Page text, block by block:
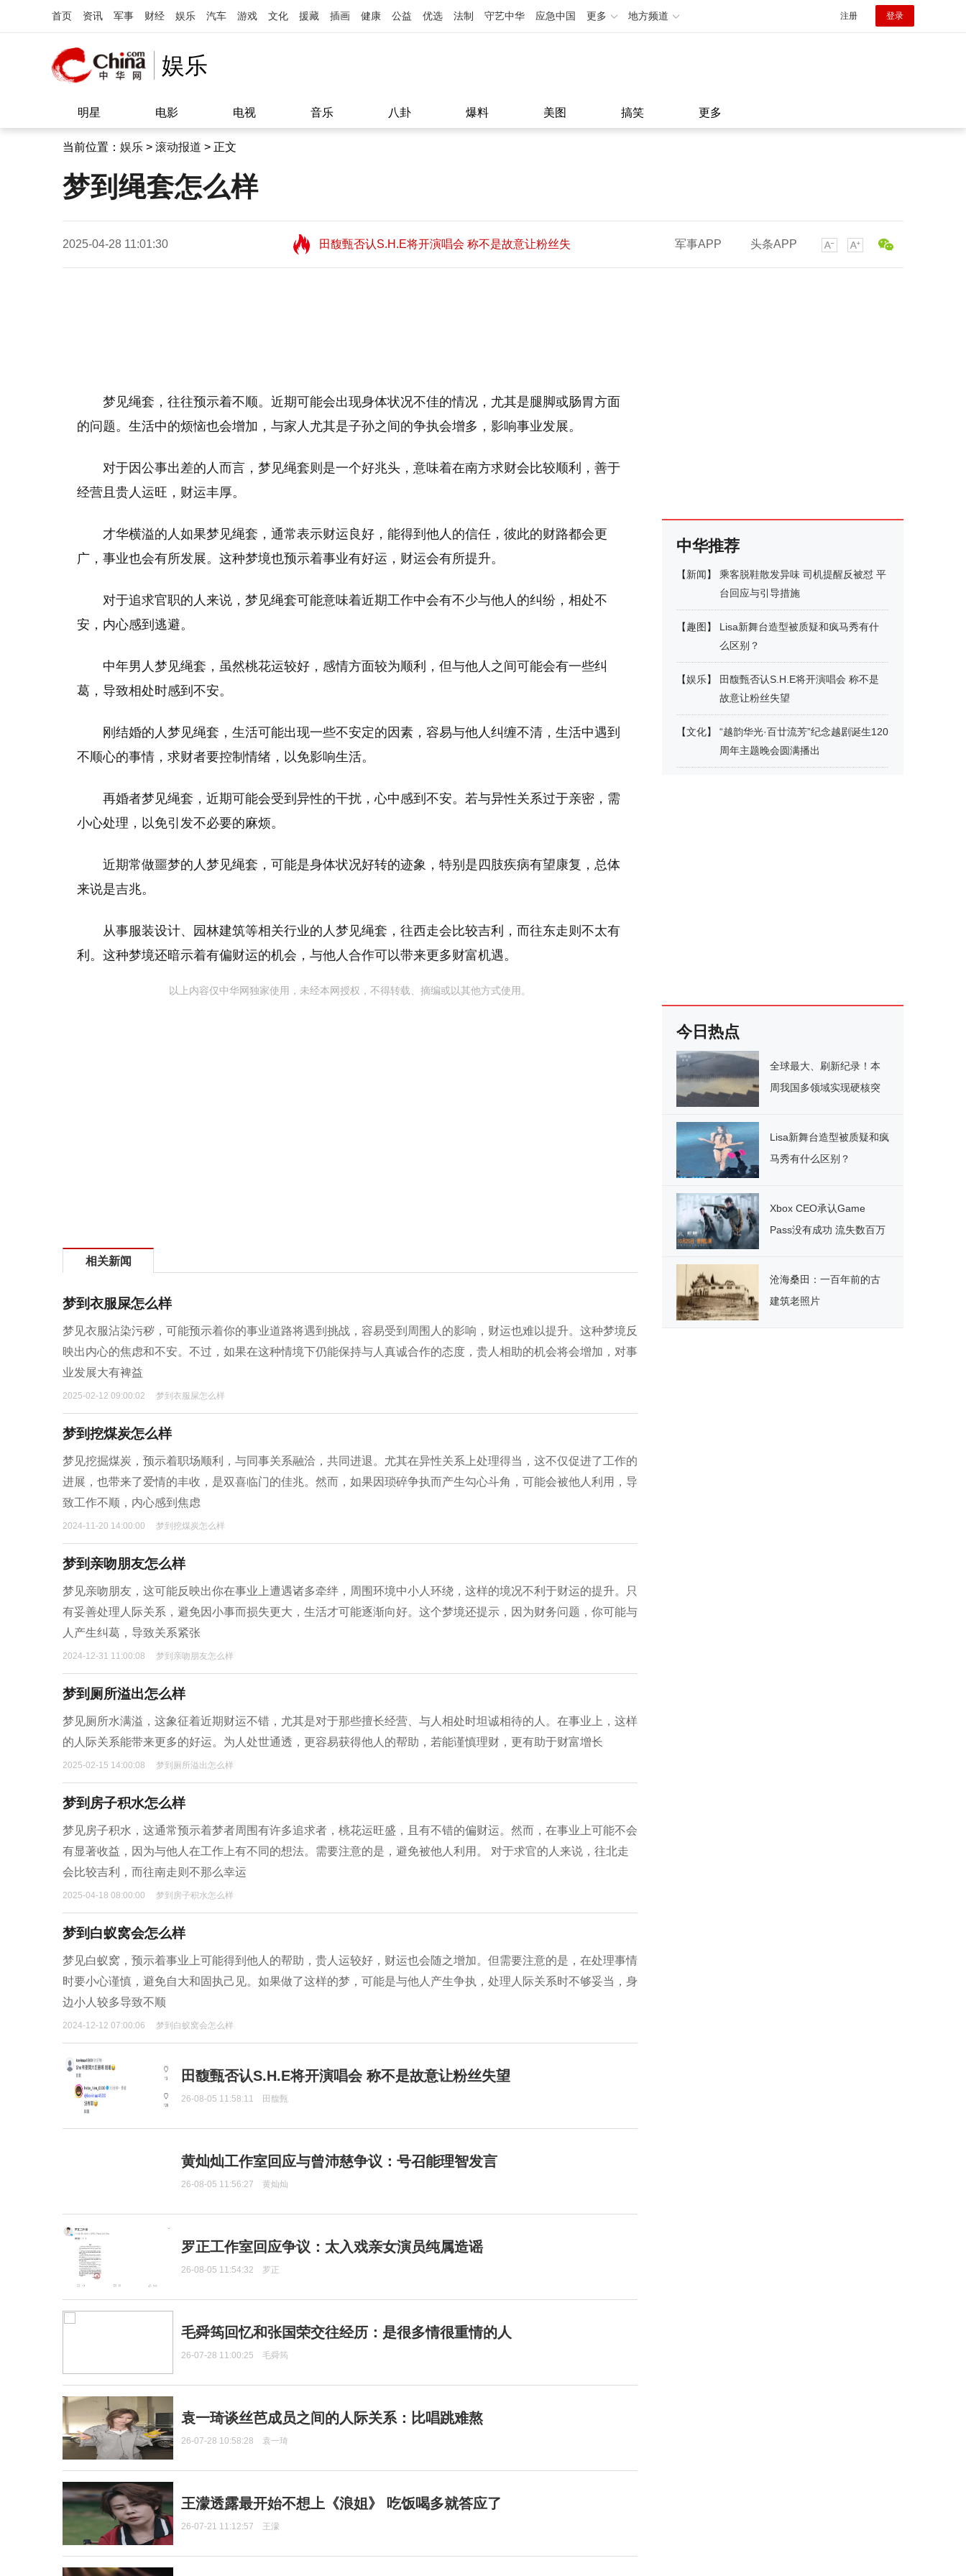
首页 资讯 军事 财经 娱乐 汽车 游戏 文化 援藏 插画 健康 公益 优选 法制 守艺中华 应急中国 更多 地方频道 注册 登录
娱乐
明星 电影 电视 音乐 八卦 爆料 美图 搞笑 更多
当前位置： 娱乐 > 滚动报道 > 正文
梦到绳套怎么样
2025-04-28 11:01:30
田馥甄否认S.H.E将开演唱会 称不是故意让粉丝失
望11:08
田馥甄否认S.H.E将开演唱会 称不是故意让粉丝失
军事APP 头条APP
梦见绳套，往往预示着不顺。近期可能会出现身体状况不佳的情况，尤其是腿脚或肠胃方面
的问题。生活中的烦恼也会增加，与家人尤其是子孙之间的争执会增多，影响事业发展。
对于因公事出差的人而言，梦见绳套则是一个好兆头，意味着在南方求财会比较顺利，善于
经营且贵人运旺，财运丰厚。
才华横溢的人如果梦见绳套，通常表示财运良好，能得到他人的信任，彼此的财路都会更
广，事业也会有所发展。这种梦境也预示着事业有好运，财运会有所提升。
对于追求官职的人来说，梦见绳套可能意味着近期工作中会有不少与他人的纠纷，相处不
安，内心感到逃避。
中年男人梦见绳套，虽然桃花运较好，感情方面较为顺利，但与他人之间可能会有一些纠
葛，导致相处时感到不安。
刚结婚的人梦见绳套，生活可能出现一些不安定的因素，容易与他人纠缠不清，生活中遇到
不顺心的事情，求财者要控制情绪，以免影响生活。
再婚者梦见绳套，近期可能会受到异性的干扰，心中感到不安。若与异性关系过于亲密，需
小心处理，以免引发不必要的麻烦。
近期常做噩梦的人梦见绳套，可能是身体状况好转的迹象，特别是四肢疾病有望康复，总体
来说是吉兆。
从事服装设计、园林建筑等相关行业的人梦见绳套，往西走会比较吉利，而往东走则不太有
利。这种梦境还暗示着有偏财运的机会，与他人合作可以带来更多财富机遇。
以上内容仅中华网独家使用，未经本网授权，不得转载、摘编或以其他方式使用。
相关新闻
梦到衣服屎怎么样
梦见衣服沾染污秽，可能预示着你的事业道路将遇到挑战，容易受到周围人的影响，财运也难以提升。这种梦境反
映出内心的焦虑和不安。不过，如果在这种情境下仍能保持与人真诚合作的态度，贵人相助的机会将会增加，对事
业发展大有裨益
2025-02-12 09:00:02 梦到衣服屎怎么样
梦到挖煤炭怎么样
梦见挖掘煤炭，预示着职场顺利，与同事关系融洽，共同进退。尤其在异性关系上处理得当，这不仅促进了工作的
进展，也带来了爱情的丰收，是双喜临门的佳兆。然而，如果因琐碎争执而产生勾心斗角，可能会被他人利用，导
致工作不顺，内心感到焦虑
2024-11-20 14:00:00 梦到挖煤炭怎么样
梦到亲吻朋友怎么样
梦见亲吻朋友，这可能反映出你在事业上遭遇诸多牵绊，周围环境中小人环绕，这样的境况不利于财运的提升。只
有妥善处理人际关系，避免因小事而损失更大，生活才可能逐渐向好。这个梦境还提示，因为财务问题，你可能与
人产生纠葛，导致关系紧张
2024-12-31 11:00:08 梦到亲吻朋友怎么样
梦到厕所溢出怎么样
梦见厕所水满溢，这象征着近期财运不错，尤其是对于那些擅长经营、与人相处时坦诚相待的人。在事业上，这样
的人际关系能带来更多的好运。为人处世通透，更容易获得他人的帮助，若能谨慎理财，更有助于财富增长
2025-02-15 14:00:08 梦到厕所溢出怎么样
梦到房子积水怎么样
梦见房子积水，这通常预示着梦者周围有许多追求者，桃花运旺盛，且有不错的偏财运。然而，在事业上可能不会
有显著收益，因为与他人在工作上有不同的想法。需要注意的是，避免被他人利用。 对于求官的人来说，往北走
会比较吉利，而往南走则不那么幸运
2025-04-18 08:00:00 梦到房子积水怎么样
梦到白蚁窝会怎么样
梦见白蚁窝，预示着事业上可能得到他人的帮助，贵人运较好，财运也会随之增加。但需要注意的是，在处理事情
时要小心谨慎，避免自大和固执己见。如果做了这样的梦，可能是与他人产生争执，处理人际关系时不够妥当，身
边小人较多导致不顺
2024-12-12 07:00:06 梦到白蚁窝会怎么样
田馥甄否认S.H.E将开演唱会 称不是故意让粉丝失望
26-08-05 11:58:11 田馥甄
黄灿灿工作室回应与曾沛慈争议：号召能理智发言
26-08-05 11:56:27 黄灿灿
罗正工作室回应争议：太入戏亲女演员纯属造谣
26-08-05 11:54:32 罗正
毛舜筠回忆和张国荣交往经历：是很多情很重情的人
26-07-28 11:00:25 毛舜筠
袁一琦谈丝芭成员之间的人际关系：比唱跳难熬
26-07-28 10:58:28 袁一琦
王濛透露最开始不想上《浪姐》 吃饭喝多就答应了
26-07-21 11:12:57 王濛
中华推荐
【新闻】
乘客脱鞋散发异味 司机提醒反被怼 平
台回应与引导措施
【趣图 】
Lisa新舞台造型被质疑和疯马秀有什
么区别？
【娱乐】
田馥甄否认S.H.E将开演唱会 称不是
故意让粉丝失望
【文化】
“越韵华光·百廿流芳”纪念越剧诞生120
周年主题晚会圆满播出
今日热点
全球最大、刷新纪录！本
周我国多领域实现硬核突
Lisa新舞台造型被质疑和疯
马秀有什么区别？
Xbox CEO承认Game
Pass没有成功 流失数百万
沧海桑田：一百年前的古
建筑老照片